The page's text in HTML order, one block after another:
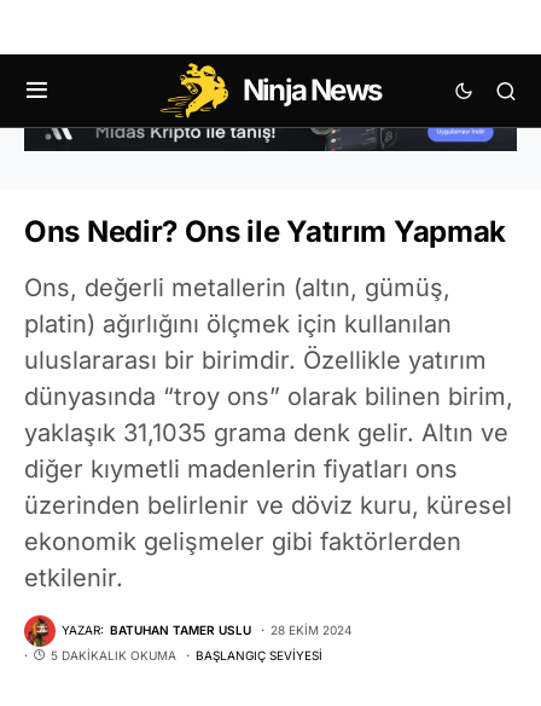
Ninja News
Ons Nedir? Ons ile Yatırım Yapmak
Ons, değerli metallerin (altın, gümüş,
platin) ağırlığını ölçmek için kullanılan
uluslararası bir birimdir. Özellikle yatırım
dünyasında “troy ons” olarak bilinen birim,
yaklaşık 31,1035 grama denk gelir. Altın ve
diğer kıymetli madenlerin fiyatları ons
üzerinden belirlenir ve döviz kuru, küresel
ekonomik gelişmeler gibi faktörlerden
etkilenir.
YAZAR: BATUHAN TAMER USLU
28 EKIM 2024
5 DAKIKALIK OKUMA
BAŞLANGIÇ SEVIYESI